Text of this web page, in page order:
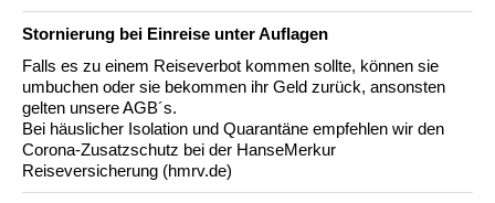
Stornierung bei Einreise unter Auflagen
Falls es zu einem Reiseverbot kommen sollte, können sie
umbuchen oder sie bekommen ihr Geld zurück, ansonsten
gelten unsere AGB´s.
Bei häuslicher Isolation und Quarantäne empfehlen wir den
Corona-Zusatzschutz bei der HanseMerkur
Reiseversicherung (hmrv.de)